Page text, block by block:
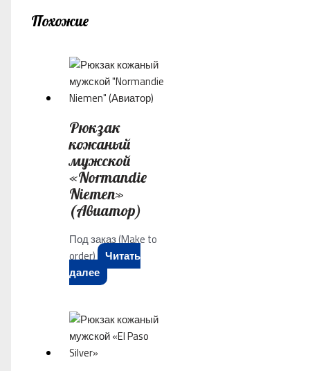
Похожие
Рюкзак
кожаный
мужской
«Normandie
Niemen»
(Авиатор)
Под заказ (Make to
order) Читать
далее